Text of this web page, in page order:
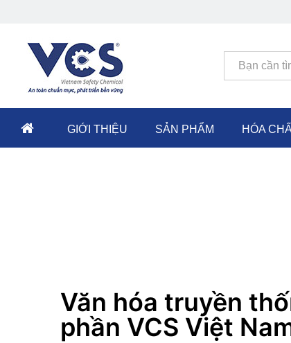
Tất cả
GIỚI THIỆU SẢN PHẨM HÓA
Văn hóa truyền
phần VCS Việt